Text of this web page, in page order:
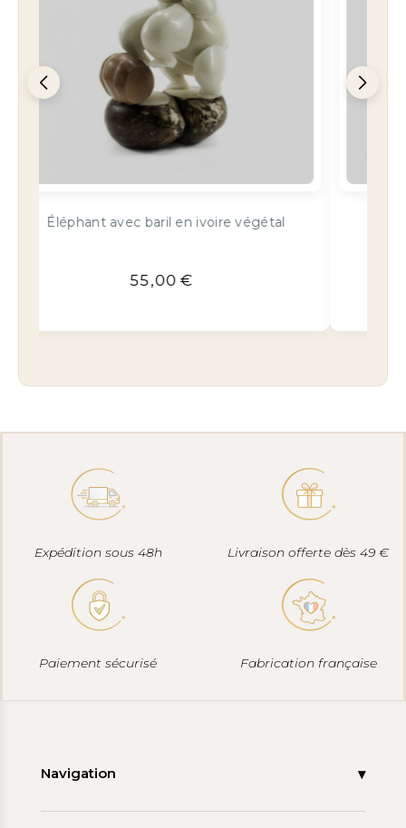
Éléphant en ivoire végétal
14,00
Expédition sous 48h Livraison offerte dès 49 €
Paiement sécurisé Fabrication française
Navigation
Accueil